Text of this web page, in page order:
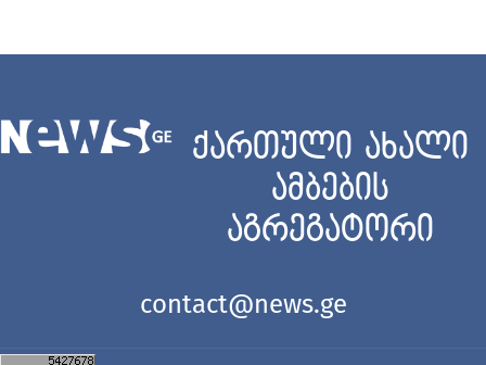
ქართული ახალი
ამბების
აგრეგატორი
contact@news.ge